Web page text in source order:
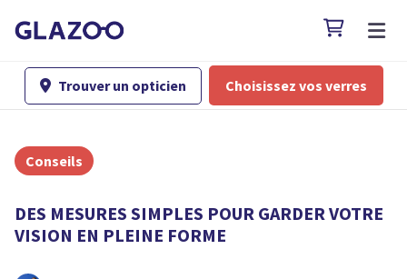

 Trouver un opticien Choisissez vos verres
Conseils
DES MESURES SIMPLES POUR GARDER VOTRE
VISION EN PLEINE FORME